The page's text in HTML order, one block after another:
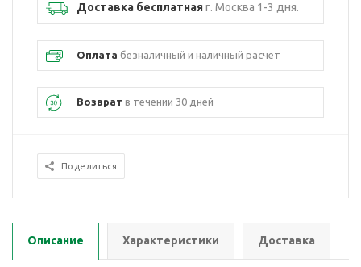
Доставка бесплатнаяг. Москва 1-3 дня.
Оплата безналичный и наличный расчет
Возврат в течении 30 дней
Поделиться
Описание Характеристики Доставка